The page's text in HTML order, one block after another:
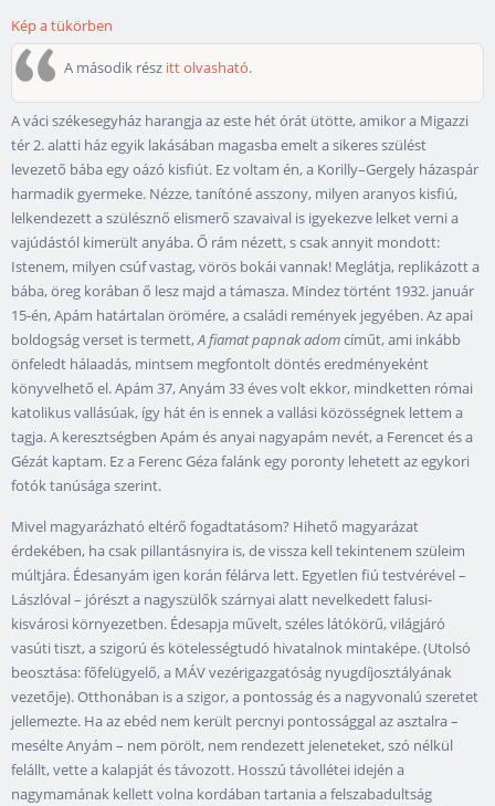
Kép a tükörben
A második rész itt olvasható.
A váci székesegyház harangja az este hét órát ütötte, amikor a Migazzi
tér 2. alatti ház egyik lakásában magasba emelt a sikeres szülést
levezető bába egy oázó kisfiút. Ez voltam én, a Korilly–Gergely házaspár
harmadik gyermeke. Nézze, tanítóné asszony, milyen aranyos kisfiú,
lelkendezett a szülésznő elismerő szavaival is igyekezve lelket verni a
vajúdástól kimerült anyába. Ő rám nézett, s csak annyit mondott:
Istenem, milyen csúf vastag, vörös bokái vannak! Meglátja, replikázott a
bába, öreg korában ő lesz majd a támasza. Mindez történt 1932. január
15-én, Apám határtalan örömére, a családi remények jegyében. Az apai
boldogság verset is termett,A fiamat papnak adomcíműt, ami inkább
önfeledt hálaadás, mintsem megfontolt döntés eredményeként
könyvelhető el. Apám 37, Anyám 33 éves volt ekkor, mindketten római
katolikus vallásúak, így hát én is ennek a vallási közösségnek lettem a
tagja. A keresztségben Apám és anyai nagyapám nevét, a Ferencet és a
Gézát kaptam. Ez a Ferenc Géza falánk egy poronty lehetett az egykori
fotók tanúsága szerint.
Mivel magyarázható eltérő fogadtatásom? Hihető magyarázat
érdekében, ha csak pillantásnyira is, de vissza kell tekintenem szüleim
múltjára. Édesanyám igen korán félárva lett. Egyetlen fiú testvérével –
Lászlóval – jórészt a nagyszülők szárnyai alatt nevelkedett falusi-
kisvárosi környezetben. Édesapja művelt, széles látókörű, világjáró
vasúti tiszt, a szigorú és kötelességtudó hivatalnok mintaképe. (Utolsó
beosztása: főfelügyelő, a MÁV vezérigazgatóság nyugdíjosztályának
vezetője). Otthonában is a szigor, a pontosság és a nagyvonalú szeretet
jellemezte. Ha az ebéd nem került percnyi pontossággal az asztalra –
mesélte Anyám – nem pörölt, nem rendezett jeleneteket, szó nélkül
felállt, vette a kalapját és távozott. Hosszú távollétei idején a
nagymamának kellett volna kordában tartania a felszabadultság